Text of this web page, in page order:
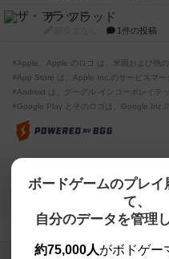
ザ・フラッド
1件の投稿
※Apple、Apple のロゴ は、米国および他
※App Store は、Apple Inc.のサービスマー
※Android は、グーグル インコーポレイテ
※Google Play とそのロゴは、Google Inc.
ボードゲームのプレイ
て、
自分のデータを管理
約75,000人がボドゲー
【ボドゲーマ】ボ